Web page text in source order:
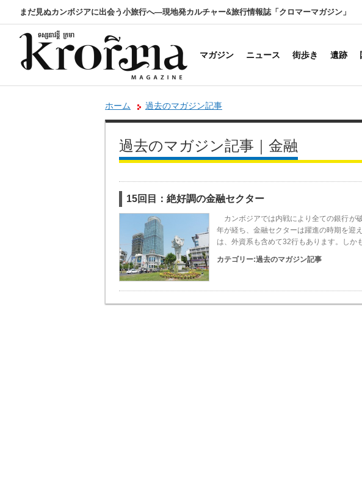
まだ見ぬカンボジアに出会う小旅行へ―現地発カルチャー&旅行情報誌「クロマーマガジン」
マガジン ニュース 街歩き 遺跡
ホーム 過去のマガジン記事
過去のマガジン記事｜金融
15回目：絶好調の金融セクター
カンボジアでは内戦により全ての銀行が
年が経ち、金融セクターは躍進の時期を
は、外資系も含めて32行もあります。しか
カテゴリー:過去のマガジン記事